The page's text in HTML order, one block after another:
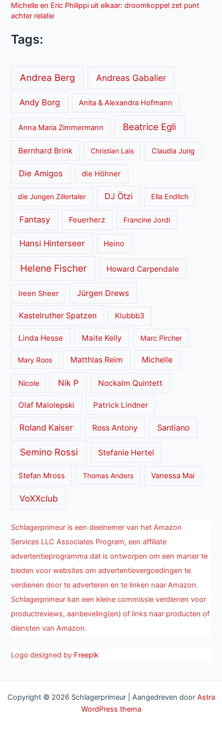
Michelle en Eric Philippi uit elkaar: droomkoppel zet punt
achter relatie
Tags:
Andrea Berg Andreas Gabalier
Andy Borg Anita & Alexandra Hofmann
Anna Maria Zimmermann Beatrice Egli
Bernhard Brink Christian Lais Claudia Jung
Die Amigos die Höhner
die Jungen Zillertaler DJ Ötzi Ella Endlich
Fantasy Feuerherz Francine Jordi
Hansi Hinterseer Heino
Helene Fischer Howard Carpendale
Ireen Sheer Jürgen Drews
Kastelruther Spatzen Klubbb3
Linda Hesse Maite Kelly Marc Pircher
Mary Roos Matthias Reim Michelle
Nicole Nik P Nockalm Quintett
Olaf Malolepski Patrick Lindner
Roland Kaiser Ross Antony Santiano
Semino Rossi Stefanie Hertel
Stefan Mross Thomas Anders Vanessa Mai
VoXXclub
Schlagerprimeur is een deelnemer van het Amazon
Services LLC Associates Program, een affiliate
advertentieprogramma dat is ontworpen om een manier te
bieden voor websites om advertentievergoedingen te
verdienen door te adverteren en te linken naar Amazon.
Schlagerprimeur kan een kleine commissie verdienen voor
productreviews, aanbeveling(en) of links naar producten of
diensten van Amazon.
Logo designed by Freepik
Copyright © 2026 Schlagerprimeur | Aangedreven door Astra
WordPress thema